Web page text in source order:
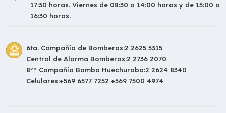
17:30 horas. Viernes de 08:30 a 14:00 horas y de 15:00 a
16:30 horas.
6ta. Compañía de Bomberos:2 2625 5315
Central de Alarma Bomberos:2 2736 2070
8va Compañía Bomba Huechuraba:2 2624 8340
Celulares:+569 6577 7252 +569 7500 4974